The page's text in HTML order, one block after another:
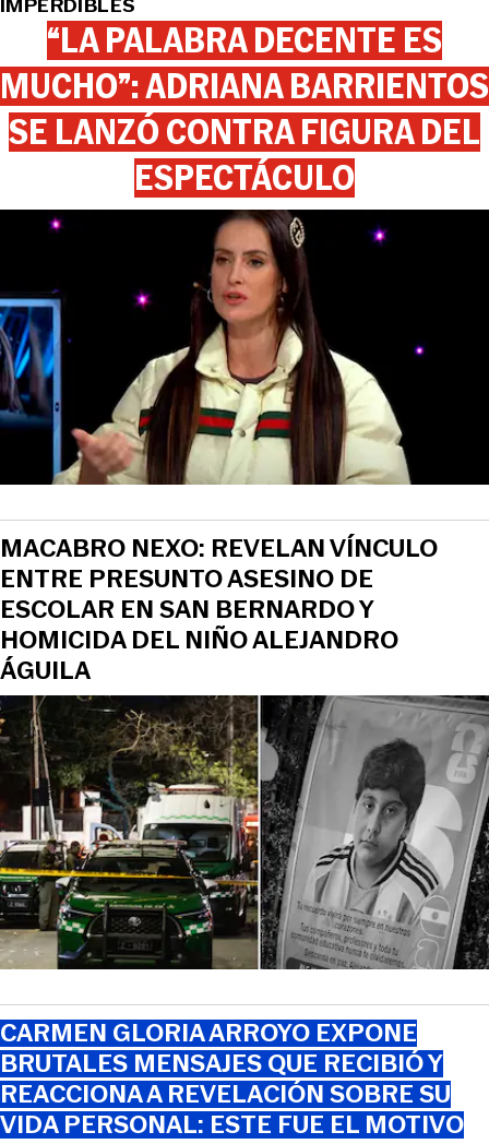
“LA PALABRA DECENTE ES
MUCHO”: ADRIANA BARRIENTOS
SE LANZÓ CONTRA FIGURA DEL
ESPECTÁCULO
MACABRO NEXO: REVELAN VÍNCULO
ENTRE PRESUNTO ASESINO DE
ESCOLAR EN SAN BERNARDO Y
HOMICIDA DEL NIÑO ALEJANDRO
ÁGUILA
CARMEN GLORIA ARROYO EXPONE
BRUTALES MENSAJES QUE RECIBIÓ Y
REACCIONA A REVELACIÓN SOBRE SU
VIDA PERSONAL: ESTE FUE EL MOTIVO